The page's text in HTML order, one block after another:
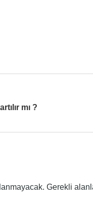
mı ?
Gerekli